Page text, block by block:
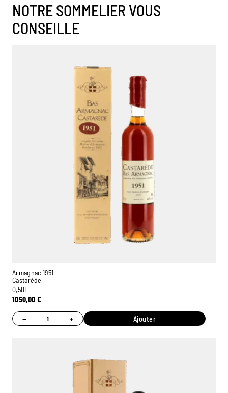
NOTRE SOMMELIER VOUS
CONSEILLE
Armagnac 1951
Castarède
0,50L
1050,00 €
− + Ajouter